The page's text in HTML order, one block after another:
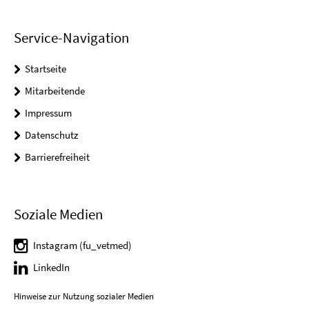
Service-Navigation
Startseite
Mitarbeitende
Impressum
Datenschutz
Barrierefreiheit
Soziale Medien
Instagram (fu_vetmed)
LinkedIn
Hinweise zur Nutzung sozialer Medien